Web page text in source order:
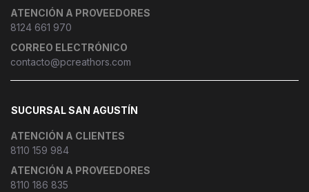
ATENCIÓN A PROVEEDORES
8124 661 970
CORREO ELECTRÓNICO
contacto@pcreathors.com
SUCURSAL SAN AGUSTÍN
ATENCIÓN A CLIENTES
8110 159 984
ATENCIÓN A PROVEEDORES
8110 186 835